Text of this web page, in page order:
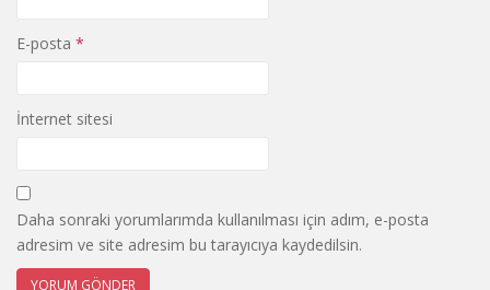
E-posta *
İnternet sitesi
Daha sonraki yorumlarımda kullanılması için adım, e-posta
adresim ve site adresim bu tarayıcıya kaydedilsin.